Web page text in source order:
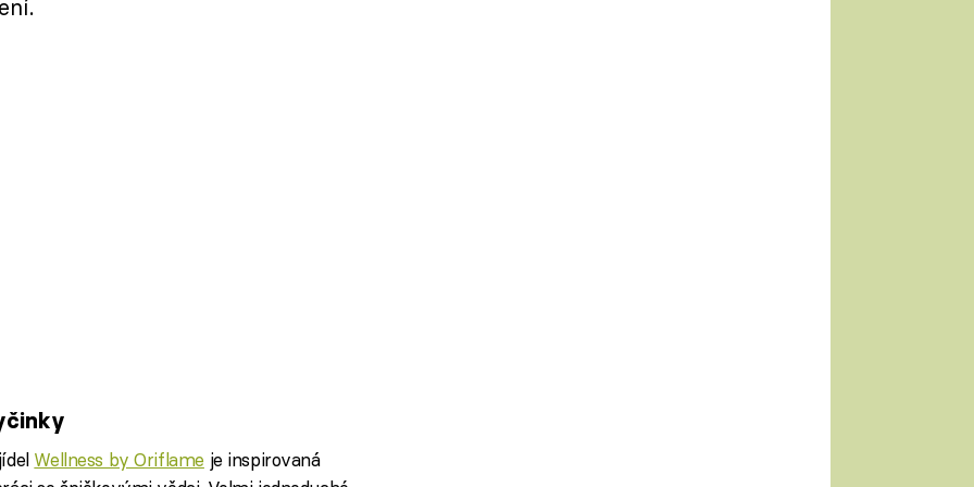
Wellness by Oriflameje inspirovaná